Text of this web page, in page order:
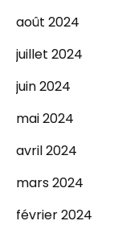
août 2024
juillet 2024
juin 2024
mai 2024
avril 2024
mars 2024
février 2024